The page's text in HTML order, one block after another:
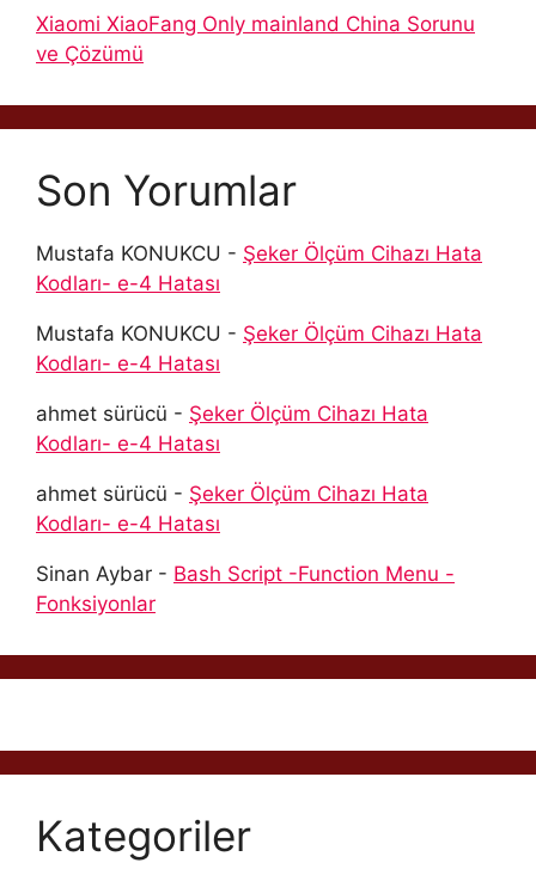
Xiaomi XiaoFang Only mainland China Sorunu
ve Çözümü
Son Yorumlar
Mustafa KONUKCU - Şeker Ölçüm Cihazı Hata
Kodları- e-4 Hatası
Mustafa KONUKCU - Şeker Ölçüm Cihazı Hata
Kodları- e-4 Hatası
ahmet sürücü - Şeker Ölçüm Cihazı Hata
Kodları- e-4 Hatası
ahmet sürücü - Şeker Ölçüm Cihazı Hata
Kodları- e-4 Hatası
Sinan Aybar - Bash Script -Function Menu -
Fonksiyonlar
Kategoriler